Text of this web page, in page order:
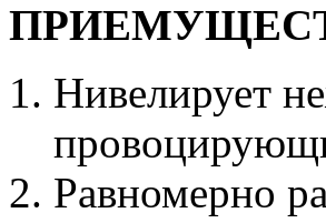
Нивелирует
Равномерно